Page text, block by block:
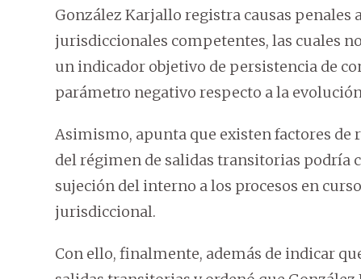
González Karjallo registra causas penales
jurisdiccionales competentes, las cuales
un indicador objetivo de persistencia de
parámetro negativo respecto a la
Asimismo, apunta que existen factores de
del régimen de salidas transitorias podría
sujeción del interno a los procesos en
jurisdiccional.
Con ello, finalmente, además de indicar